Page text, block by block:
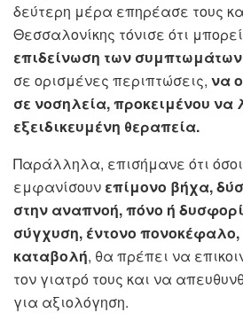
δεύτερη μέρα επηρέασε τους
Θεσσαλονίκης τόνισε ότι
επιδείνωση των
σε ορισμένες περιπτώσεις, να
σε νοσηλεία, προκειμένου να
εξειδικευμένη θεραπεία.
Παράλληλα, επισήμανε ότι όσοι
εμφανίσουν επίμονο βήχα,
στην αναπνοή, πόνο ή
σύγχυση, έντονο
καταβολή, θα πρέπει να
τον γιατρό τους και να
για αξιολόγηση.